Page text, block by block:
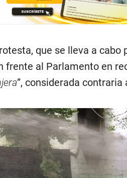
que se lleva a cabo
frente al Parlamento en
”, considerada